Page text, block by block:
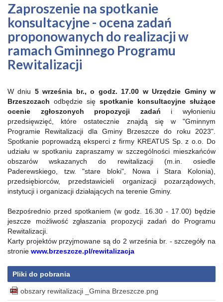
Zaproszenie na spotkanie
konsultacyjne - ocena zadań
proponowanych do realizacji w
ramach Gminnego Programu
Rewitalizacji
W dniu 5 września br., o godz. 17.00 w Urzędzie Gminy w
Brzeszczach odbędzie się spotkanie konsultacyjne służące
ocenie zgłoszonych propozycji zadań i wyłonieniu
przedsięwzięć, które ostatecznie znajdą się w "Gminnym
Programie Rewitalizacji dla Gminy Brzeszcze do roku 2023".
Spotkanie poprowadzą eksperci z firmy KREATUS Sp. z o.o. Do
udziału w spotkaniu zapraszamy w szczególności mieszkańców
obszarów wskazanych do rewitalizacji (m.in. osiedle
Paderewskiego, tzw. "stare bloki", Nowa i Stara Kolonia),
przedsiębiorców, przedstawicieli organizacji pozarządowych,
instytucji i organizacji działających na terenie Gminy.
Bezpośrednio przed spotkaniem (w godz. 16.30 - 17.00) będzie
jeszcze możliwość zgłaszania propozycji zadań do Programu
Rewitalizacji.
Karty projektów przyjmowane są do 2 września br. - szczegóły na
stronie www.brzeszcze.pl/rewitalizacja
Pliki do pobrania
obszary rewitalizacji _Gmina Brzeszcze.png